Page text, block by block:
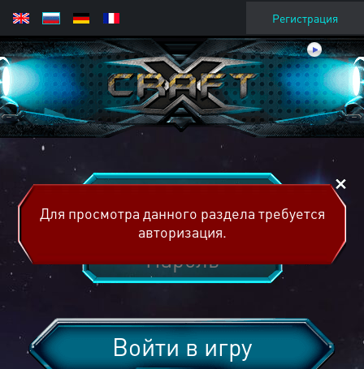
Регистрация
Войти в игру
Для просмотра данного раздела требуется
авторизация.